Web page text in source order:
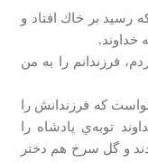
بر خاك افتاد و
خداوند.
فرزندانم را به من
كه فرزندانش را
توبه‌ي پادشاه را
و گل سرخ هم دختر